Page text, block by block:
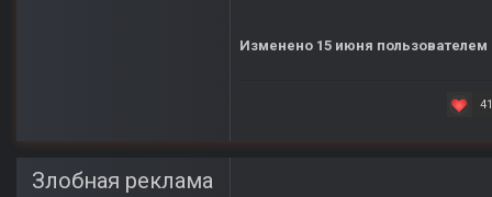
Изменено 15 июня пользователем
41
Злобная реклама